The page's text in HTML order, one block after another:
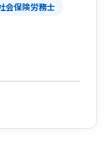
会保険労務士